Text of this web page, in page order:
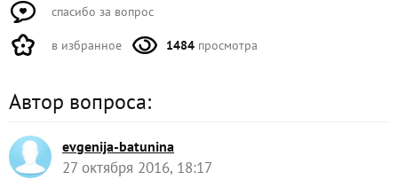
спасибо за вопрос
в избранное 1484 просмотра
Автор вопроса:
evgenija-batunina
27 октября 2016, 18:17